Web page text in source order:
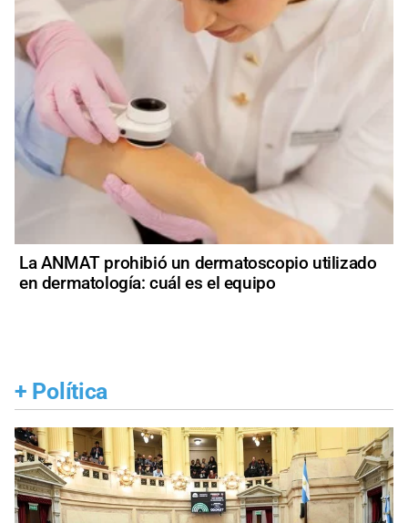
La ANMAT prohibió un dermatoscopio utilizado
en dermatología: cuál es el equipo
+ Política